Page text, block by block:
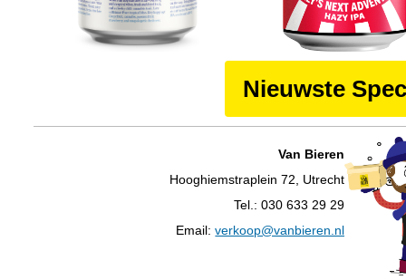
Nieuwste
Van Bieren
Hooghiemstraplein 72, Utrecht
Tel.: 030 633 29 29
Email:verkoop@vanbieren.nl